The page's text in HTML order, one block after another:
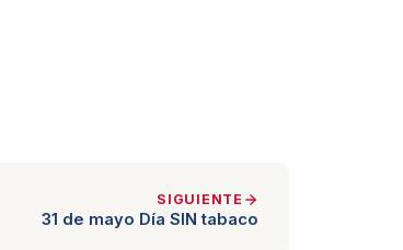
SIGUIENTE
31 de mayo Día SIN tabaco